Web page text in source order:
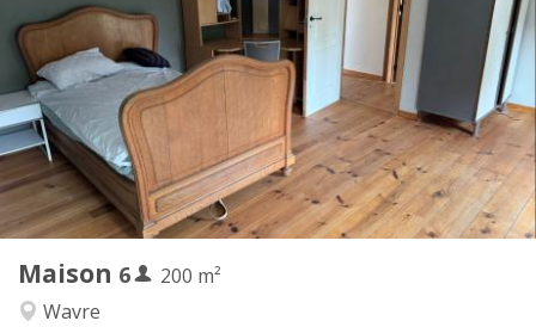
Maison 6
200 m²
Wavre
Loyer:
450 € (75 €/pers.)
Charges:
75 € (13 €/pers.)
Durée:
12 mois
Domiciliation:
Acceptée
Aménagement
Salle de bain:
Commune
Cuisine:
Commune
Superficie:
200 m
2
Pièces privées:
1